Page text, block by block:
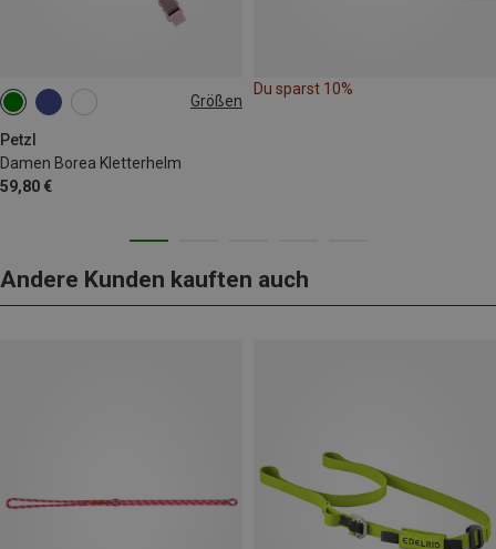
Größen
Petzl
Damen Borea Kletterhelm
59,80 €
52-58CM
Du sparst 10%
Andere Kunden kauften auch